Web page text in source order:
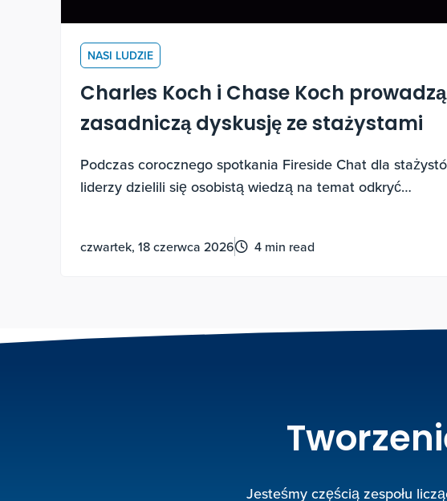
NASI LUDZIE
Charles Koch i Chase Koch prowadzą
zasadniczą dyskusję ze stażystami
Podczas corocznego spotkania Fireside Chat dla
liderzy dzielili się osobistą wiedzą na temat odkryć
czwartek, 18 czerwca 2026 4 min read
Jesteśmy częścią zespołu